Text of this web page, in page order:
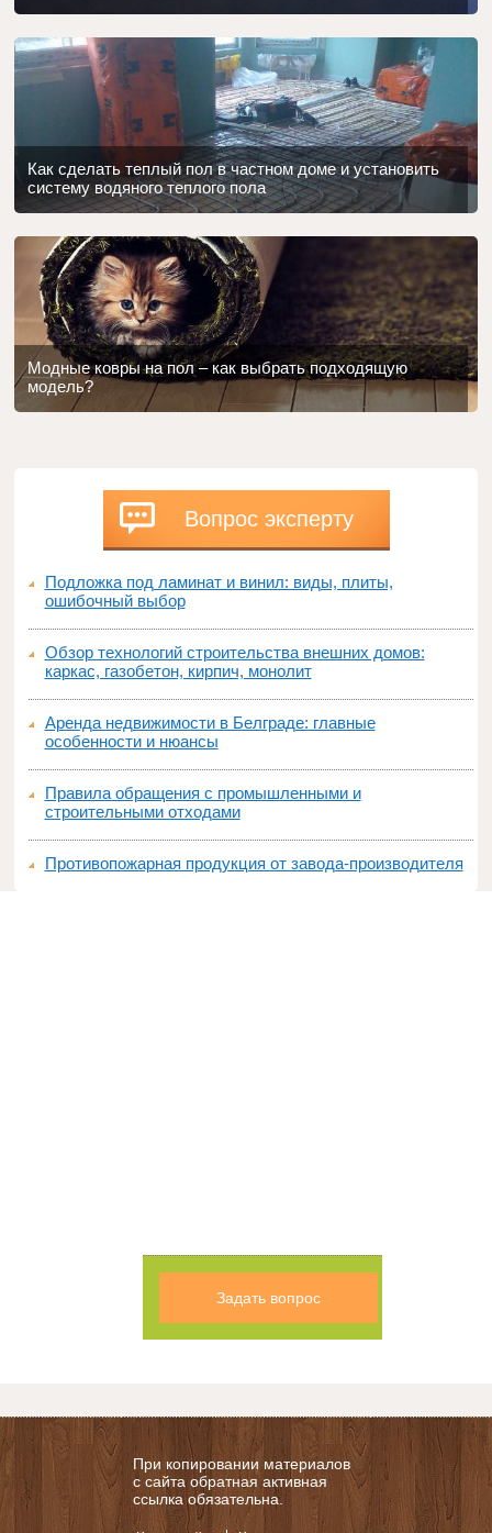
Как сделать теплый пол в частном доме и установить
систему водяного теплого пола
Модные ковры на пол – как выбрать подходящую
модель?
Вопрос эксперту
Подложка под ламинат и винил: виды, плиты,
ошибочный выбор
Обзор технологий строительства внешних домов:
каркас, газобетон, кирпич, монолит
Аренда недвижимости в Белграде: главные
особенности и нюансы
Правила обращения с промышленными и
строительными отходами
Противопожарная продукция от завода-производителя
Задать вопрос
При копировании материалов
с сайта обратная активная
ссылка обязательна.